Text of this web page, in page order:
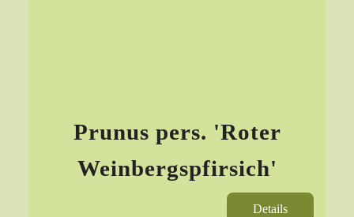
Prunus pers. 'Roter
Weinbergspfirsich'
Details